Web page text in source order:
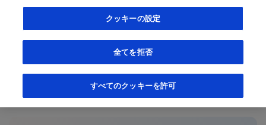
Cardiologist, Massachusetts General Hospital. Prof of
Medicine, Harvard Medical School
10 July 2020
クッキーの設定
全てを拒否
すべてのクッキーを許可